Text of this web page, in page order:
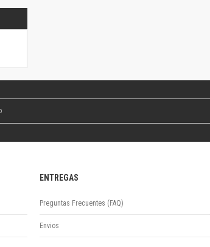
ENTREGAS
Preguntas Frecuentes (FAQ)
Envios